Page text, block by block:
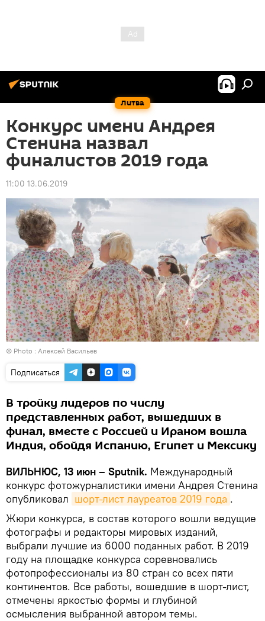
Литва
Конкурс имени Андрея
Стенина назвал
финалистов 2019 года
11:00 13.06.2019
© Photo : Алексей Васильев
Подписаться
В тройку лидеров по числу
представленных работ, вышедших в
финал, вместе с Россией и Ираном вошла
Индия, обойдя Испанию, Египет и Мексику
ВИЛЬНЮС, 13 июн – Sputnik. Международный
конкурс фотожурналистики имени Андрея Стенина
опубликовал шорт-лист лауреатов 2019 года .
Жюри конкурса, в состав которого вошли ведущие
фотографы и редакторы мировых изданий,
выбрали лучшие из 6000 поданных работ. В 2019
году на площадке конкурса соревновались
фотопрофессионалы из 80 стран со всех пяти
континентов. Все работы, вошедшие в шорт-лист,
отмечены яркостью формы и глубиной
осмысления выбранной автором темы.